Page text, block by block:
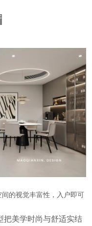
的视觉丰富性，入户即可
把美学时尚与舒适实结